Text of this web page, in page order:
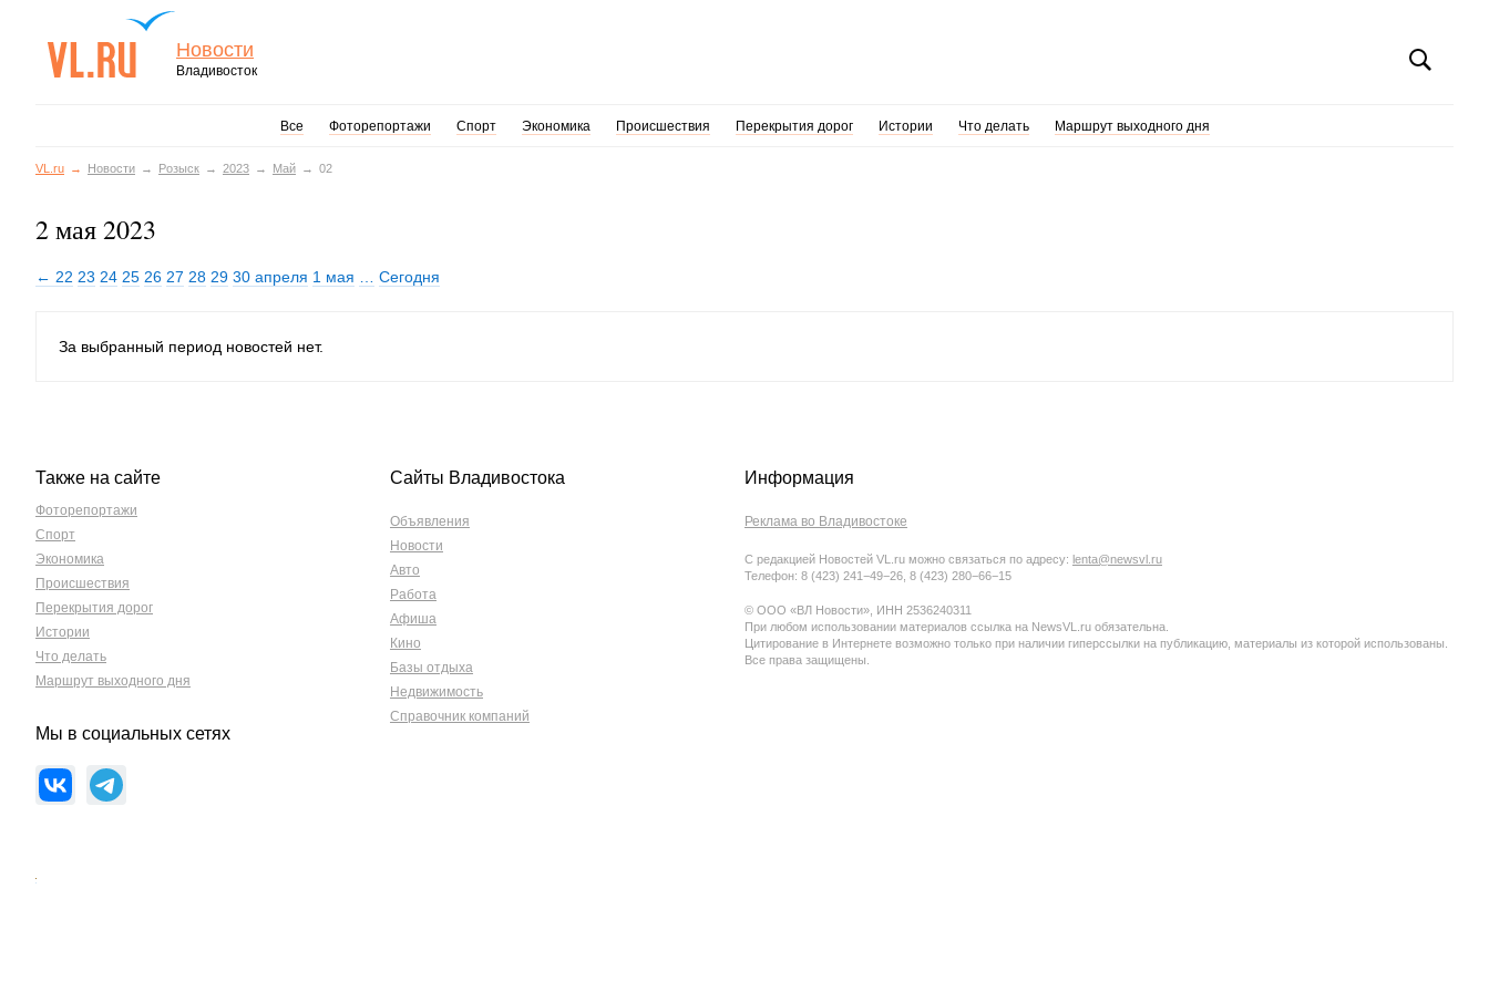
Новости
Владивосток
Все Фоторепортажи Спорт Экономика Происшествия Перекрытия дорог Истории Что делать Маршрут выходного дня
VL.ru Новости Розыск 2023 Май 02
2 мая 2023
← 22 23 24 25 26 27 28 29 30 апреля 1 мая Сегодня
За выбранный период новостей нет.
Также на сайте
Фоторепортажи
Спорт
Экономика
Происшествия
Перекрытия дорог
Истории
Что делать
Маршрут выходного дня
Мы в социальных сетях
Сайты Владивостока
Объявления
Новости
Авто
Работа
Афиша
Кино
Базы отдыха
Недвижимость
Справочник компаний
Информация
Реклама во Владивостоке
С редакцией Новостей VL.ru можно связаться по адресу: lenta@newsvl.ru
Телефон: 8 (423) 241−49−26, 8 (423) 280−66−15
© ООО «ВЛ Новости», ИНН 2536240311
При любом использовании материалов ссылка на NewsVL.ru обязательна.
Цитирование в Интернете возможно только при наличии гиперссылки на публикацию, материалы из которой использованы.
Все права защищены.